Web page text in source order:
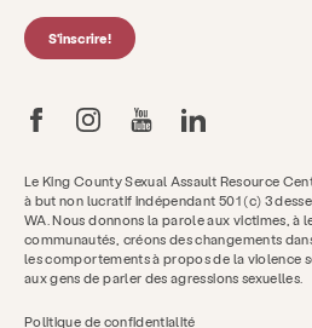
Le King County Sexual Assault Resource
à but non lucratif indépendant 501 (c) 3
WA. Nous donnons la parole aux victimes, à
communautés, créons des changements
les comportements à propos de la violence
aux gens de parler des agressions sexuelles.
Politique de confidentialité
S'inscrire!